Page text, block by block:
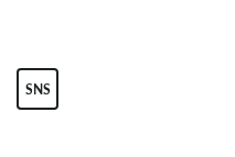
SNS